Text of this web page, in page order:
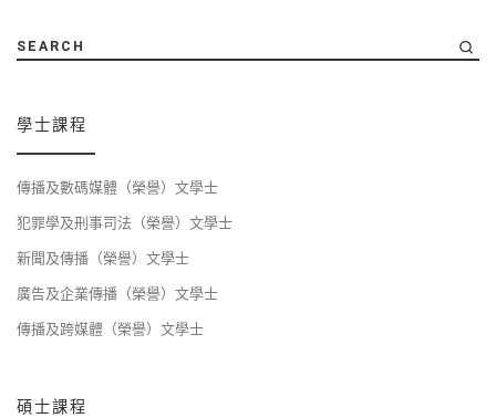
SEARCH
學士課程
傳播及數碼媒體（榮譽）文學士
犯罪學及刑事司法（榮譽）文學士
新聞及傳播（榮譽）文學士
廣告及企業傳播（榮譽）文學士
傳播及跨媒體（榮譽）文學士
碩士課程